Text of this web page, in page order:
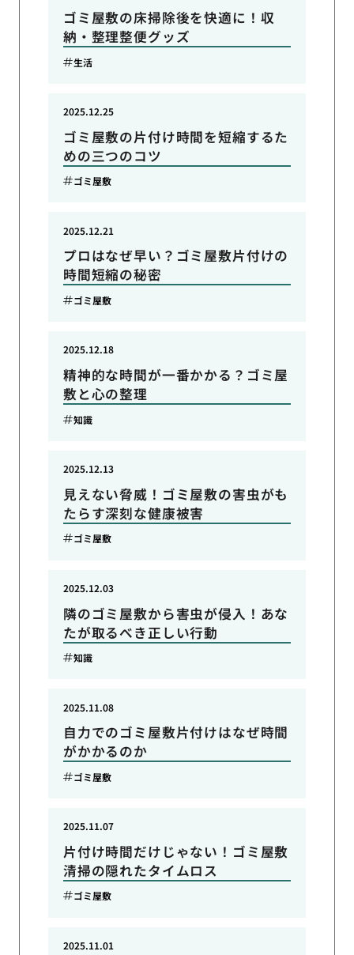
ゴミ屋敷の床掃除後を快適に！収
納・整理整便グッズ
生活
ゴミ屋敷の片付け時間を短縮するた
めの三つのコツ
2025.12.25
ゴミ屋敷
プロはなぜ早い？ゴミ屋敷片付けの
時間短縮の秘密
2025.12.21
ゴミ屋敷
精神的な時間が一番かかる？ゴミ屋
敷と心の整理
2025.12.18
知識
見えない脅威！ゴミ屋敷の害虫がも
たらす深刻な健康被害
2025.12.13
ゴミ屋敷
隣のゴミ屋敷から害虫が侵入！あな
たが取るべき正しい行動
2025.12.03
知識
自力でのゴミ屋敷片付けはなぜ時間
がかかるのか
2025.11.08
ゴミ屋敷
片付け時間だけじゃない！ゴミ屋敷
清掃の隠れたタイムロス
2025.11.07
ゴミ屋敷
2025.11.01